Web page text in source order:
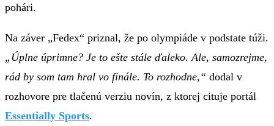
pohári.
Na záver „Fedex“ priznal, že po olympiáde v podstate túži.
„Úplne úprimne? Je to ešte stále ďaleko. Ale, samozrejme,
rád by som tam hral vo finále. To rozhodne,“ dodal v
rozhovore pre tlačenú verziu novín, z ktorej cituje portál
Essentially Sports.